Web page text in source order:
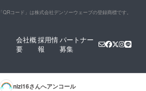
「QRコード」は株式会社デンソーウェーブの登録商標です。
会社概
要
採用情
報
パートナー
募集
nizi16さんへアンコール